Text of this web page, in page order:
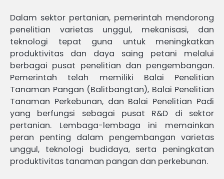
Dalam sektor pertanian, pemerintah mendorong
penelitian varietas unggul, mekanisasi, dan
teknologi tepat guna untuk meningkatkan
produktivitas dan daya saing petani melalui
berbagai pusat penelitian dan pengembangan.
Pemerintah telah memiliki Balai Penelitian
Tanaman Pangan (Balitbangtan), Balai Penelitian
Tanaman Perkebunan, dan Balai Penelitian Padi
yang berfungsi sebagai pusat R&D di sektor
pertanian. Lembaga-lembaga ini memainkan
peran penting dalam pengembangan varietas
unggul, teknologi budidaya, serta peningkatan
produktivitas tanaman pangan dan perkebunan.